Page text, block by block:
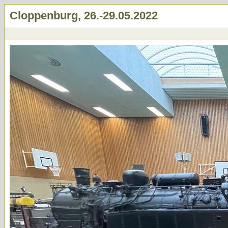
Cloppenburg, 26.-29.05.2022